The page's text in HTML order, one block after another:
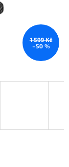
1 599 Kč
–50 %